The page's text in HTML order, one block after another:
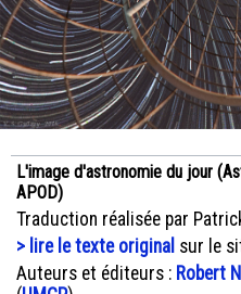
L'image d'astronomie du jour
APOD)
Traduction réalisée par
> lire le texte original sur le
Auteurs et éditeurs : Robert